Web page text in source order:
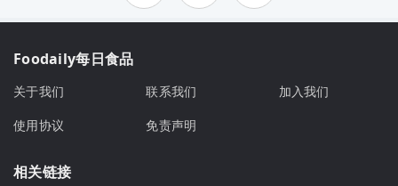
Foodaily每日食品
关于我们 联系我们
加入我们
使用协议
免责声明
相关链接